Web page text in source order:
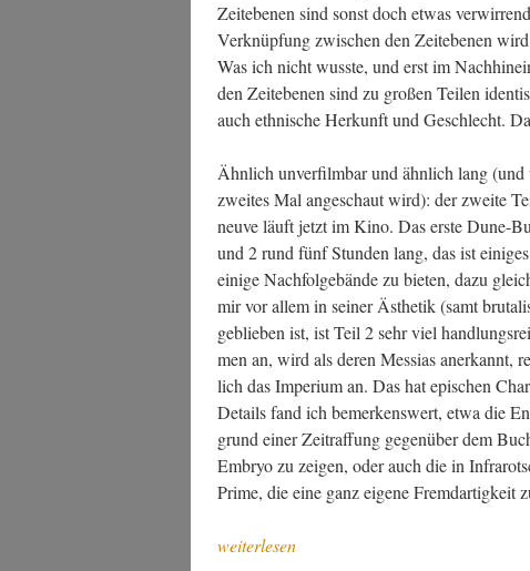
Zeit­ebe­nen sind sonst doch etwas
Ver­knüp­fung zwi­schen den Zeit­ebe­nen
Was ich nicht wuss­te, und erst im
den Zeit­ebe­nen sind zu gro­ßen Tei­len
auch eth­ni­sche Her­kunft und Geschlecht.
Ähn­lich unver­film­bar und ähn­lich lang (und
zwei­tes Mal ange­schaut wird): der zwei­te
neuve läuft jetzt im Kino. Das ers­te Dune-
und 2 rund fünf Stun­den lang, das ist
eini­ge Nach­fol­ge­bän­de zu bie­ten, dazu
mir vor allem in sei­ner Ästhe­tik (samt
geblie­ben ist, ist Teil 2 sehr viel
men an, wird als deren Mes­si­as
lich das Impe­ri­um an. Das hat epi­schen
Details fand ich bemer­kens­wert, etwa die
grund einer Zeit­raf­fung gegen­über dem
Embryo zu zei­gen, oder auch die in
Prime, die eine ganz eige­ne Fremd­ar­tig­keit
„Sci­
weiterlesen